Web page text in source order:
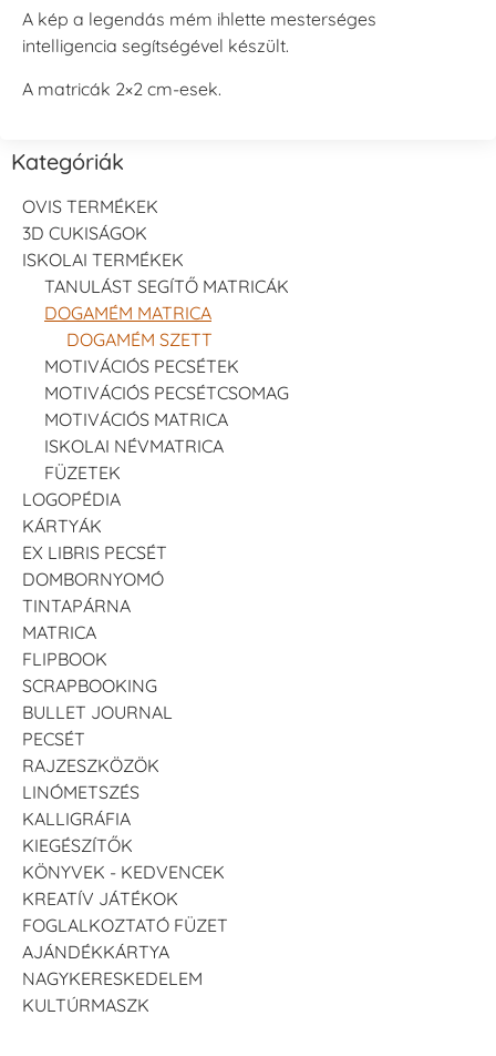
A kép a legendás mém ihlette mesterséges
intelligencia segítségével készült.
A matricák 2×2 cm-esek.
Kategóriák
OVIS TERMÉKEK
3D CUKISÁGOK
ISKOLAI TERMÉKEK
TANULÁST SEGÍTŐ MATRICÁK
DOGAMÉM MATRICA
DOGAMÉM SZETT
MOTIVÁCIÓS PECSÉTEK
MOTIVÁCIÓS PECSÉTCSOMAG
MOTIVÁCIÓS MATRICA
ISKOLAI NÉVMATRICA
FÜZETEK
LOGOPÉDIA
KÁRTYÁK
EX LIBRIS PECSÉT
DOMBORNYOMÓ
TINTAPÁRNA
MATRICA
FLIPBOOK
SCRAPBOOKING
BULLET JOURNAL
PECSÉT
RAJZESZKÖZÖK
LINÓMETSZÉS
KALLIGRÁFIA
KIEGÉSZÍTŐK
KÖNYVEK - KEDVENCEK
KREATÍV JÁTÉKOK
FOGLALKOZTATÓ FÜZET
AJÁNDÉKKÁRTYA
NAGYKERESKEDELEM
KULTÚRMASZK